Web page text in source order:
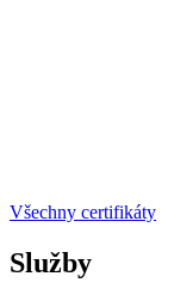
Všechny certifikáty
Služby